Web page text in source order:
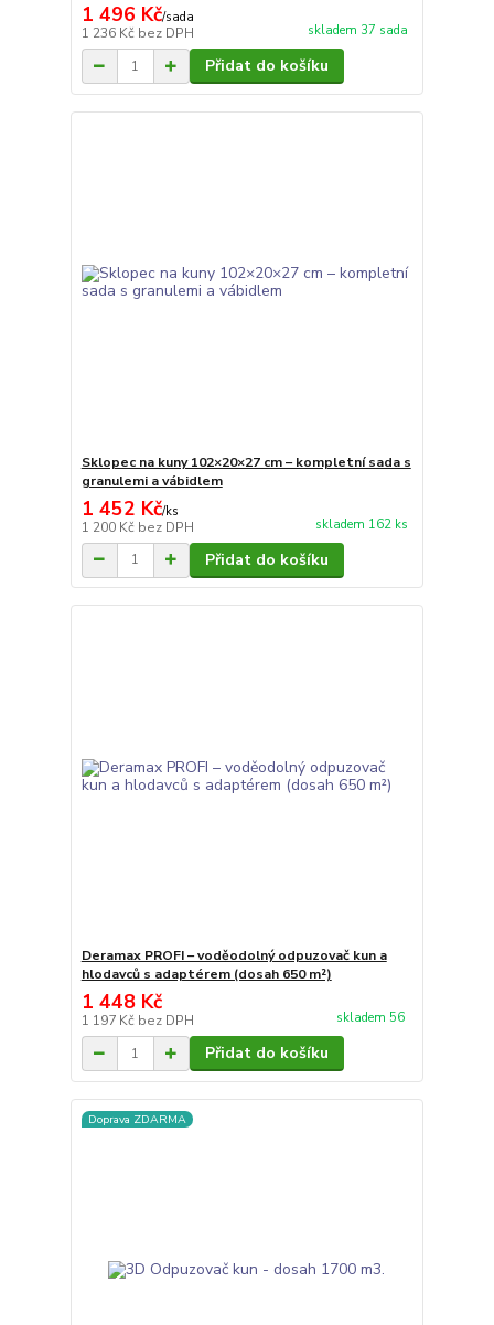
1 496 Kč/sada
1 236 Kč bez DPH skladem 37 sada
Přidat do košíku
Sklopec na kuny 102×20×27 cm – kompletní sada s
granulemi a vábidlem
1 452 Kč/ks
1 200 Kč bez DPH skladem 162 ks
Přidat do košíku
Deramax PROFI – voděodolný odpuzovač kun a
hlodavců s adaptérem (dosah 650 m²)
1 448 Kč
1 197 Kč bez DPH skladem 56
Přidat do košíku
Doprava ZDARMA